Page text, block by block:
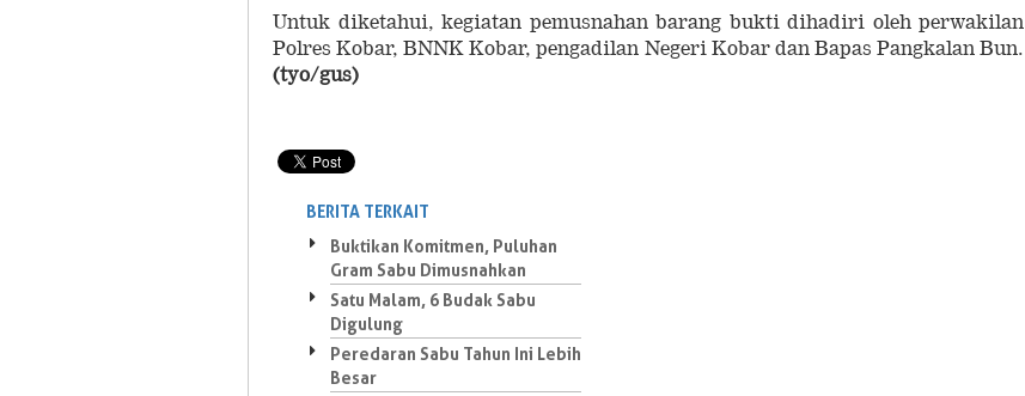
Untuk diketahui, kegiatan pemusnahan barang bukti dihadiri oleh perwakilan
Polres Kobar, BNNK Kobar, pengadilan Negeri Kobar dan Bapas Pangkalan Bun.
(tyo/gus)
BERITA TERKAIT
Buktikan Komitmen, Puluhan
Gram Sabu Dimusnahkan
Satu Malam, 6 Budak Sabu
Digulung
Peredaran Sabu Tahun Ini Lebih
Besar